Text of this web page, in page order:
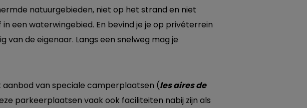
natuurgebieden, niet op het strand en niet
een waterwingebied. En bevind je je op privéterrein
de eigenaar. Langs een snelweg mag je
van speciale camperplaatsen (les aires de
parkeerplaatsen vaak ook faciliteiten nabij zijn als